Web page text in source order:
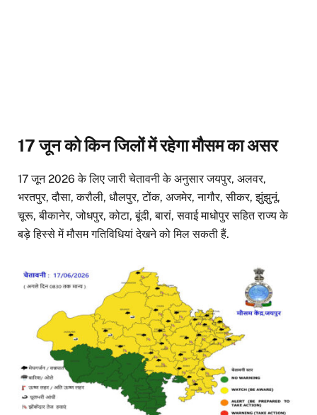
17 जून को किन जिलों में रहेगा मौसम का असर
17 जून 2026 के लिए जारी चेतावनी के अनुसार जयपुर, अलवर,
भरतपुर, दौसा, करौली, धौलपुर, टोंक, अजमेर, नागौर, सीकर, झुंझुनूं,
चूरू, बीकानेर, जोधपुर, कोटा, बूंदी, बारां, सवाई माधोपुर सहित राज्य के
बड़े हिस्से में मौसम गतिविधियां देखने को मिल सकती हैं.